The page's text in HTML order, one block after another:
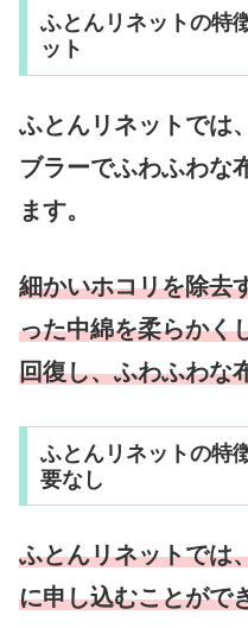
ふとんリネットの特
ット
ふとんリネットでは
ブラーでふわふわな
ます。
細かいホコリを除去
った中綿を柔らかく
回復し、ふわふわな
ふとんリネットの特
要なし
ふとんリネットでは
に申し込むことがで